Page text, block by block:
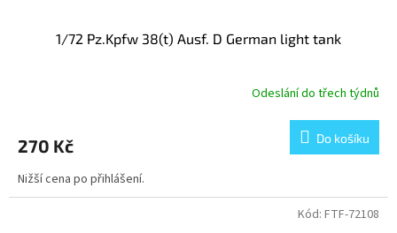
1/72 Pz.Kpfw 38(t) Ausf. D German light tank
Odeslání do třech týdnů
270 Kč Do košíku
Nižší cena po přihlášení.
Kód: FTF-72108